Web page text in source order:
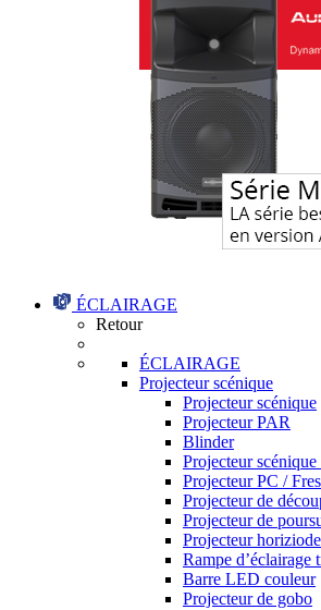
ÉCLAIRAGE
Retour
ÉCLAIRAGE
Projecteur scénique
Projecteur scénique
Projecteur PAR
Blinder
Projecteur
Projecteur PC /
Projecteur de
Projecteur de
Projecteur
Rampe d’éclairage
Barre LED couleur
Projecteur de gobo